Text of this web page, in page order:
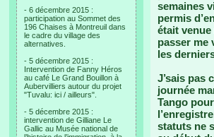
- 6 décembre 2015 :
participation au Sommet des
196 Chaises à Montreuil dans
le cadre du village des
alternatives.
- 5 décembre 2015 :
Intervention de Fanny Héros
au café Le Grand Bouillon à
Aubervilliers autour du projet
"Tuvalu: ici / ailleurs".
- 5 décembre 2015 :
intervention de Gilliane Le
Gallic au Musée national de
semaines
permis
était
passer me
les
J’sais pas
journée
Tango
statuts ne